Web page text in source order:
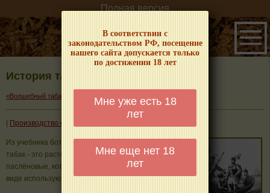
В соответствии с
законодательством РФ, посещение
нашего сайта допускается только
по достижении 18 лет
Мне уже есть 18
лет
Мне еще нет 18
лет
Полная версия
История табака
«Волшебный табачок» – о табаке и курении
Производство сигарет в России
Из учебника ботаники можно узнать, что
табак - это растение семейства
паслёновые, которое в высушенном
виде используют для курения.